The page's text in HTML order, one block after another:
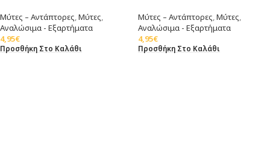
Μύτες – Αντάπτορες,Μύτες,
Αναλώσιμα - Εξαρτήματα
4,95€
Προσθήκη Στο Καλάθι
Μύτες – Αντάπτορες,Μύτες,
Αναλώσιμα - Εξαρτήματα
4,95€
Προσθήκη Στο Καλάθι